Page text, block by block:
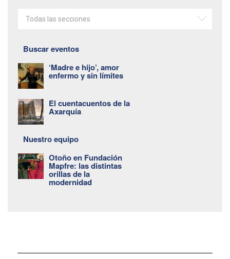
Todas las secciones
Buscar eventos
‘Madre e hijo’, amor
enfermo y sin límites
El cuentacuentos de la
Axarquía
Nuestro equipo
Otoño en Fundación
Mapfre: las distintas
orillas de la
modernidad